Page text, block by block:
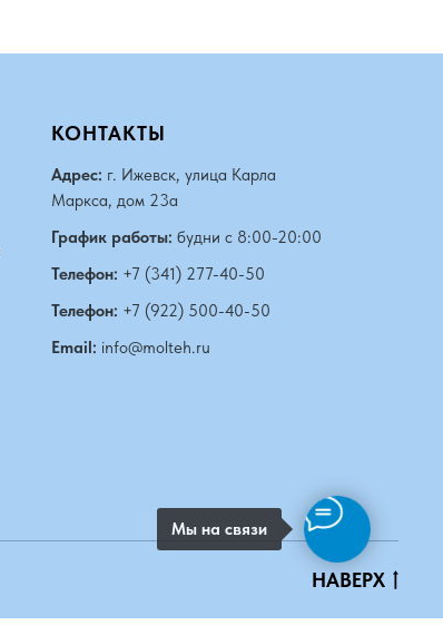
КОНТАКТЫ
Адрес: г. Ижевск, улица Карла
Маркса, дом 23а
График работы: будни с 8:00-20:00
Телефон: +7 (341) 277-40-50
Телефон: +7 (922) 500-40-50
Email: info@molteh.ru
НАВЕРХ
Мы на связи